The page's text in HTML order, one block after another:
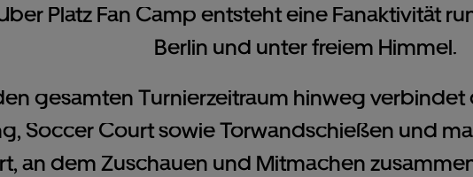
Platz Fan Camp entsteht eine Fanaktivität
Berlin und unter freiem Himmel.
gesamten Turnierzeitraum hinweg verbindet
Soccer Court sowie Torwandschießen und
an dem Zuschauen und Mitmachen